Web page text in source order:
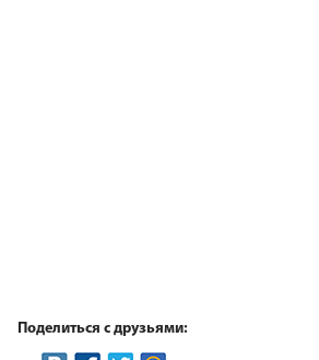
Поделиться с друзьями: